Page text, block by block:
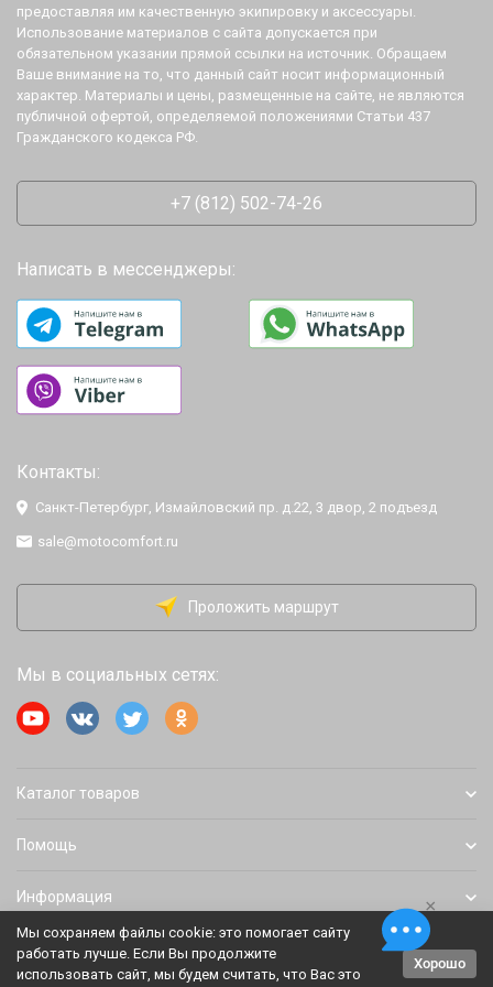
предоставляя им качественную экипировку и аксессуары.
Использование материалов с сайта допускается при
обязательном указании прямой ссылки на источник. Обращаем
Ваше внимание на то, что данный сайт носит информационный
характер. Материалы и цены, размещенные на сайте, не являются
публичной офертой, определяемой положениями Статьи 437
Гражданского кодекса РФ.
+7 (812) 502-74-26
Написать в мессенджеры:
Контакты:
Санкт-Петербург, Измайловский пр. д.22, 3 двор, 2 подъезд
sale@motocomfort.ru
Проложить маршрут
Мы в социальных сетях:
Каталог товаров
Помощь
Информация
Политика персональных данных
Мы сохраняем файлы cookie: это помогает сайту
работать лучше. Если Вы продолжите
использовать сайт, мы будем считать, что Вас это
Хорошо
×